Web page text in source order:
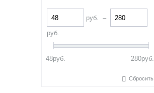
руб. –
руб.
48руб. 280руб.
Сбросить